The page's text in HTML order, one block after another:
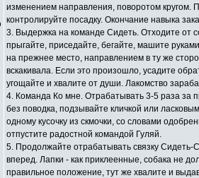
изменением направления, поворотом кругом.
контролируйте посадку. Окончание навыка
3. Выдержка на команде Сидеть. Отходите от
прыгайте, приседайте, бегайте, машите
на прежнее место, направлением в ту же
вскакивала. Если это произошло, усадите
угощайте и хвалите от души. Лакомство
4. Команда Ко мне. Отрабатывать 3-5 раза за
без поводка, подзывайте кличкой или
одному кусочку из скмочки, со словами
отпустите радостной командой Гуляй.
5. Продолжайте отрабатывать связку Сидеть-
вперед. Лапки - как приклеенные, собака не
правильное положение, тут же хвалите и